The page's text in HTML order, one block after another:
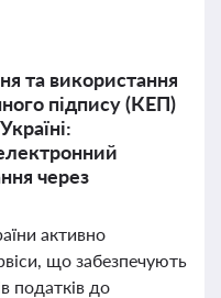
та використання
підпису (КЕП)
через
активно
що забезпечують
податків до